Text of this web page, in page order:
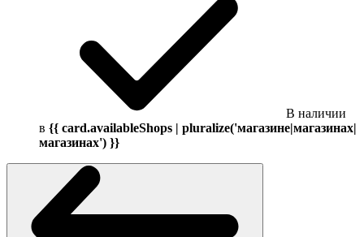
В наличии
в {{ card.availableShops | pluralize('магазине|магазинах|
магазинах') }}